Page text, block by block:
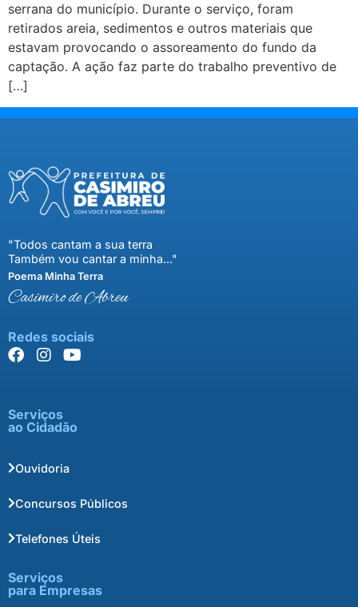
serrana do município. Durante o serviço, foram
retirados areia, sedimentos e outros materiais que
estavam provocando o assoreamento do fundo da
captação. A ação faz parte do trabalho preventivo de
[…]
"Todos cantam a sua terra
Também vou cantar a minha..."
Poema Minha Terra
Casimiro de Abreu
Redes sociais
Serviços
ao Cidadão
Ouvidoria
Concursos Públicos
Telefones Úteis
Serviços
para Empresas